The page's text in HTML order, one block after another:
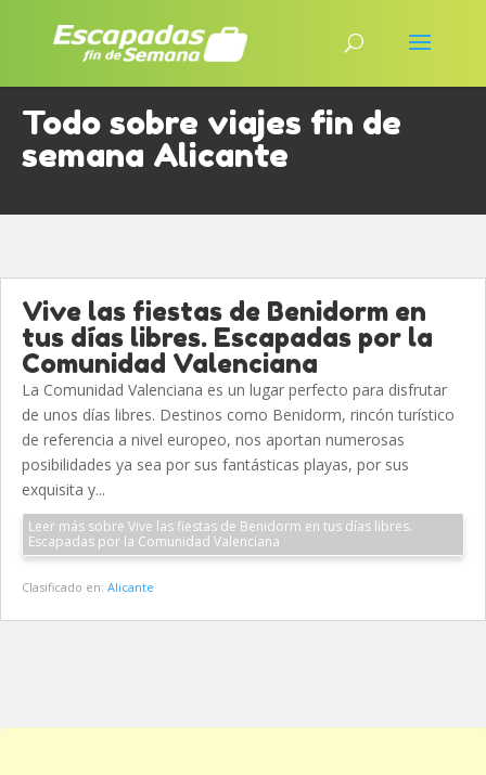
Todo sobre viajes fin de
semana Alicante
Vive las fiestas de Benidorm en
tus días libres. Escapadas por la
Comunidad Valenciana
La Comunidad Valenciana es un lugar perfecto para disfrutar
de unos días libres. Destinos como Benidorm, rincón turístico
de referencia a nivel europeo, nos aportan numerosas
posibilidades ya sea por sus fantásticas playas, por sus
exquisita y...
Leer más sobre Vive las fiestas de Benidorm en tus días libres.
Escapadas por la Comunidad Valenciana
Clasificado en: Alicante